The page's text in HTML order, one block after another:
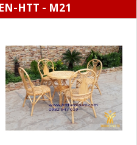
HTT - M21